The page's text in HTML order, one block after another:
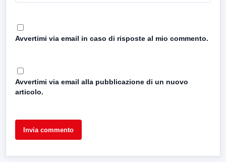
Avvertimi via email in caso di risposte al mio commento.
Avvertimi via email alla pubblicazione di un nuovo
articolo.